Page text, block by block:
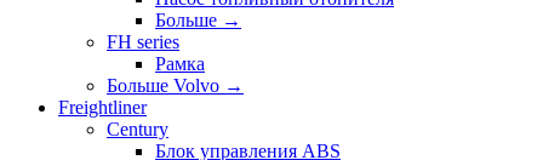
Больше →
FH series
Рамка
Больше Volvo →
Freightliner
Century
Блок управления ABS